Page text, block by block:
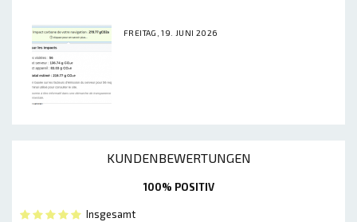
FREITAG, 19. JUNI 2026
KUNDENBEWERTUNGEN
100% POSITIV
Insgesamt